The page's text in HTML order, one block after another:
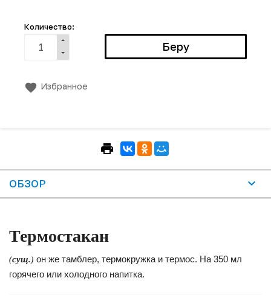
Количество:
Избранное
ОБЗОР
Термостакан
(сущ.) он же тамблер, термокружка и термос. На 350 мл
горячего или холодного напитка.